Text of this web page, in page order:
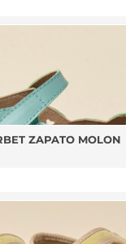
ZAPATO MOLON